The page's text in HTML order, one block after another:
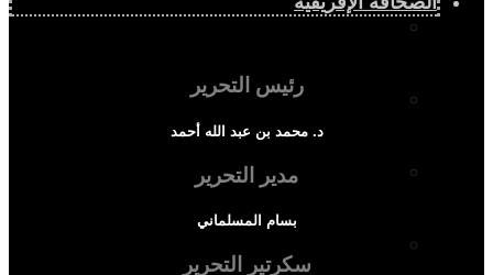
الصحافة الإفريقية
المجتمع الإفريقي
رئيس التحرير
د. محمد بن عبد الله أحمد
مدير التحرير
بسام المسلماني
سكرتير التحرير